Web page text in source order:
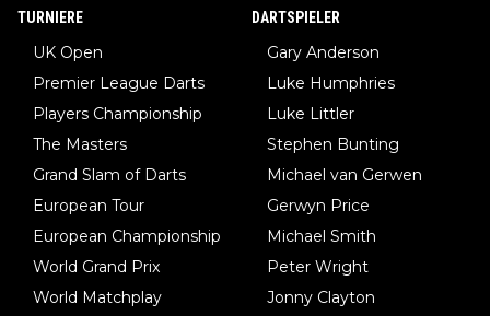
TURNIERE
UK Open
Premier League Darts
Players Championship
The Masters
Grand Slam of Darts
European Tour
European Championship
World Grand Prix
World Matchplay
DARTSPIELER
Gary Anderson
Luke Humphries
Luke Littler
Stephen Bunting
Michael van Gerwen
Gerwyn Price
Michael Smith
Peter Wright
Jonny Clayton